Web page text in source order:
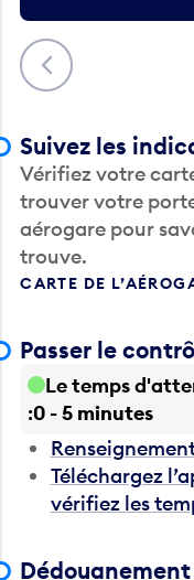
Précédent
Suivez les
Vérifiez votre
trouver votre
aérogare pour
trouve.
CARTE DE
Passer le
Le temps
0 - 5 minutes
Téléchargez
vérifiez les